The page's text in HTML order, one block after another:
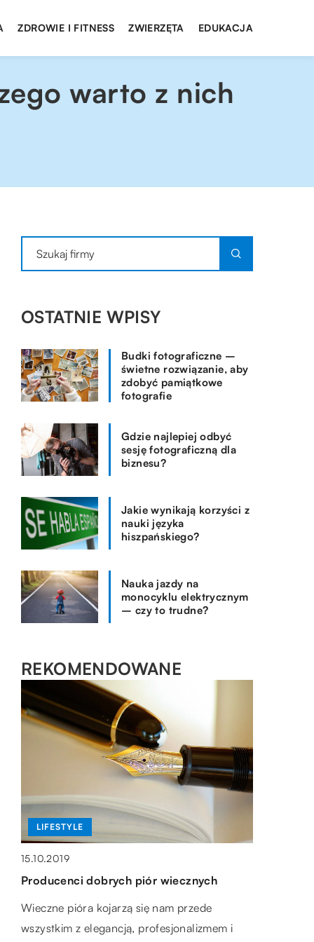
ZDROWIE I FITNESS ZWIERZĘTA EDUKACJA
warto z nich
OSTATNIE WPISY
Budki fotograficzne –
świetne rozwiązanie, aby
zdobyć pamiątkowe
fotografie
Gdzie najlepiej odbyć
sesję fotograficzną dla
biznesu?
Jakie wynikają korzyści z
nauki języka
hiszpańskiego?
Nauka jazdy na
monocyklu elektrycznym
– czy to trudne?
REKOMENDOWANE
BIZNES + RYNEK I FINANSE
zaproponować profesjonalne usługi
księgowe?
LIFESTYLE
15.10.2019
Producenci dobrych piór wiecznych
Wieczne pióra kojarzą się nam przede
wszystkim z elegancją, profesjonalizmem i
LIFESTYLE
Rozmiar biustonosza obejmuje liczbę oraz